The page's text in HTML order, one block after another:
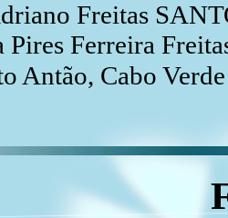
Freitas
Ferreira
Antão, Cabo